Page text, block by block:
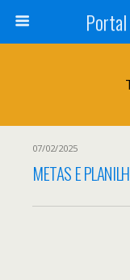
07/02/2025
METAS E